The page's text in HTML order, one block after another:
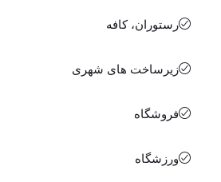
رستوران، کافه
زیرساخت های شهری
فروشگاه
ورزشگاه